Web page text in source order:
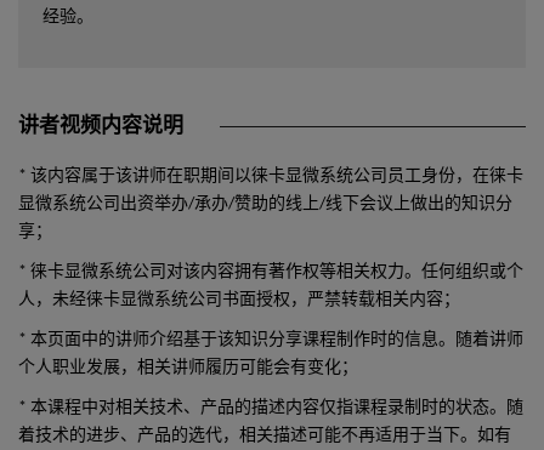
经验。
讲者视频内容说明
* 该内容属于该讲师在职期间以徕卡显微系统公司员工身份，在徕卡
显微系统公司出资举办/承办/赞助的线上/线下会议上做出的知识分
享；
* 徕卡显微系统公司对该内容拥有著作权等相关权力。任何组织或个
人，未经徕卡显微系统公司书面授权，严禁转载相关内容；
* 本页面中的讲师介绍基于该知识分享课程制作时的信息。随着讲师
个人职业发展，相关讲师履历可能会有变化；
* 本课程中对相关技术、产品的描述内容仅指课程录制时的状态。随
着技术的进步、产品的选代，相关描述可能不再适用于当下。如有